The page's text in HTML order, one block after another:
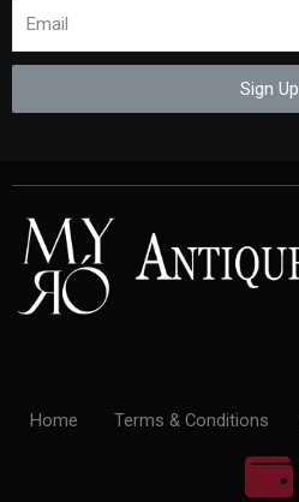
Sign Up
Home Terms & Conditions